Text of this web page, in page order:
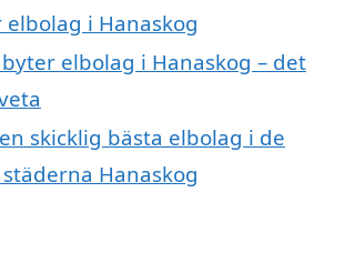
elbolag i Hanaskog
elbolag i Hanaskog – det
skicklig bästa elbolag i de
Hanaskog